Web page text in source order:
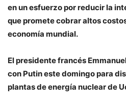
en un esfuerzo por reducir la
que promete cobrar altos
economía mundial.
El presidente francés
con Putin este domingo para
plantas de energía nuclear de